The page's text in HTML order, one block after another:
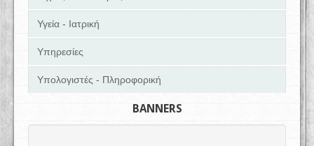
Υγεία - Ιατρική
Υπηρεσίες
Υπολογιστές - Πληροφορική
BANNERS